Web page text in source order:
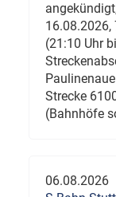
16.08.2026,
(21:10 Uhr
Strecke
(Bahnhöfe
06.08.2026